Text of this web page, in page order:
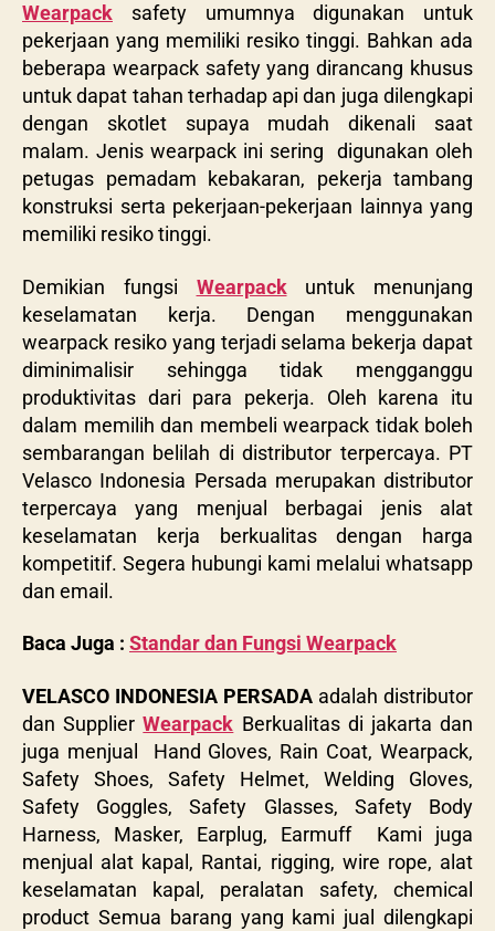
Wearpack safety umumnya digunakan untuk
pekerjaan yang memiliki resiko tinggi. Bahkan ada
beberapa wearpack safety yang dirancang khusus
untuk dapat tahan terhadap api dan juga dilengkapi
dengan skotlet supaya mudah dikenali saat
malam. Jenis wearpack ini sering digunakan oleh
petugas pemadam kebakaran, pekerja tambang
konstruksi serta pekerjaan-pekerjaan lainnya yang
memiliki resiko tinggi.
Demikian fungsi Wearpackuntuk menunjang
keselamatan kerja. Dengan menggunakan
wearpack resiko yang terjadi selama bekerja dapat
diminimalisir sehingga tidak mengganggu
produktivitas dari para pekerja. Oleh karena itu
dalam memilih dan membeli wearpack tidak boleh
sembarangan belilah di distributor terpercaya. PT
Velasco Indonesia Persada merupakan distributor
terpercaya yang menjual berbagai jenis alat
keselamatan kerja berkualitas dengan harga
kompetitif. Segera hubungi kami melalui whatsapp
dan email.
Baca Juga : Standar dan Fungsi Wearpack
VELASCO INDONESIA PERSADA adalah distributor
dan SupplierWearpack Berkualitas di jakarta dan
juga menjual Hand Gloves, Rain Coat, Wearpack,
Safety Shoes, Safety Helmet, Welding Gloves,
Safety Goggles, Safety Glasses, Safety Body
Harness, Masker, Earplug, Earmuff Kami juga
menjual alat kapal, Rantai, rigging, wire rope, alat
keselamatan kapal, peralatan safety, chemical
product Semua barang yang kami jual dilengkapi